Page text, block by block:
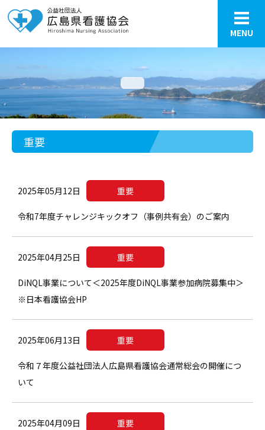
MENU
重要
2025年05月12日 重要
令和7年度チャレンジキックオフ（事例共有会）のご案内
2025年04月25日 重要
DiNQL事業について＜2025年度DiNQL事業参加病院募集中＞
※日本看護協会HP
2025年06月13日 重要
令和７年度公益社団法人広島県看護協会通常総会の開催につ
いて
2025年04月09日 重要